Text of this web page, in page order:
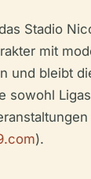
Stadio
mit
und bleibt
sowohl
).